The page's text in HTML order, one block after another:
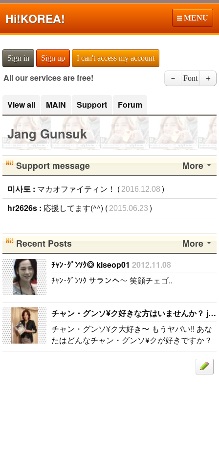
Hi!KOREA! MENU
Sign in Sign up I can't access my account
All our services are free! － Font ＋
View all MAIN Support Forum
Jang Gunsuk
More
Support message
미사토 : マカオファイティン！ ( 2016.12.08 )
hr2626s : 応援してます(^^) ( 2015.06.23 )
More
Recent Posts
ﾁｬﾝ･ｸﾞﾝｿｸ◎ kiseop01 2012.11.08
ﾁｬﾝ･ｸﾞﾝｿｸ サランへ〜 笑顔チェゴ..
チャン・グンソ¥ク好きな方はいませんか？ jyk14
チャン・グンソ¥ク大好き〜 もうヤバい!! あな
たはどんなチャン・グンソ¥クが好きですか？
私は髪の毛をむすんだりしているチャン・グン
ソ¥クより髪の毛を おろしたりしているチャ..